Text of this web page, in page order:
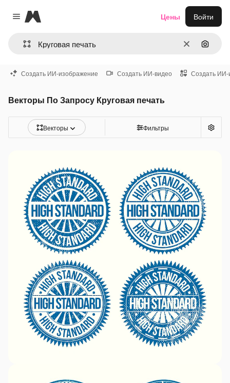
Close menu
Magnific
ОчиститьПоиск
Цены Войти
Создать ИИ-изображение Создать ИИ-видео Создать ИИ-
Векторы По Запросу Круговая печать
Векторы Фильтры